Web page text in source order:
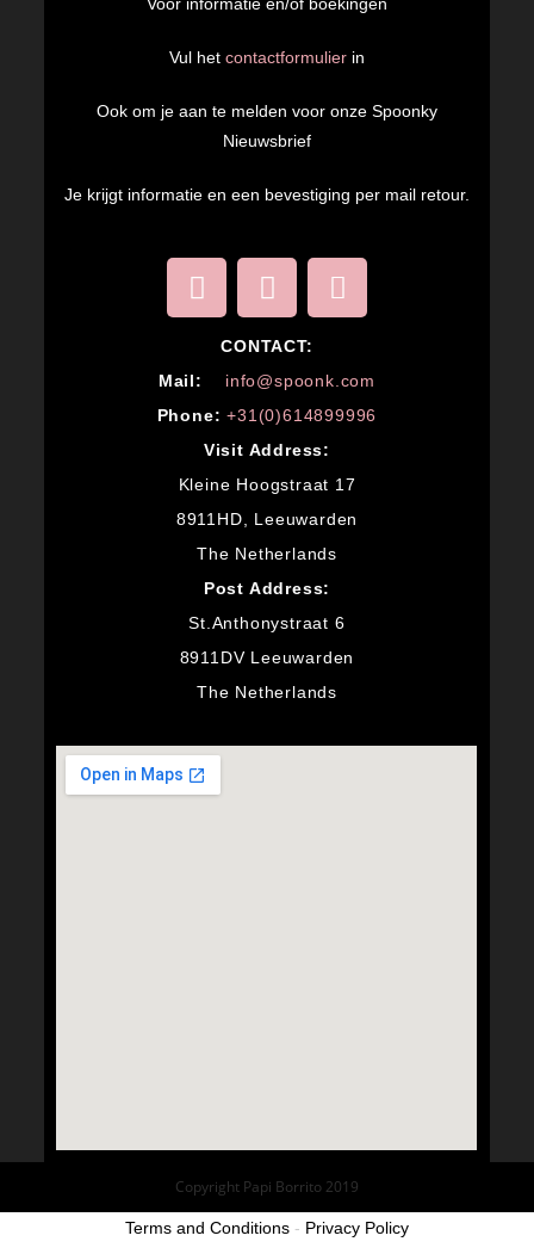
Vul het contactformulier in
Ook om je aan te melden voor onze Spoonky
Nieuwsbrief
Je krijgt informatie en een bevestiging per mail retour.
CONTACT:
Mail:
info@spoonk.com
Phone: +31(0)614899996
Visit Address:
Kleine Hoogstraat 17
8911HD, Leeuwarden
The Netherlands
Post Address:
St.Anthonystraat 6
8911DV Leeuwarden
The Netherlands
Copyright Papi Borrito 2019
Terms and Conditions - Privacy Policy